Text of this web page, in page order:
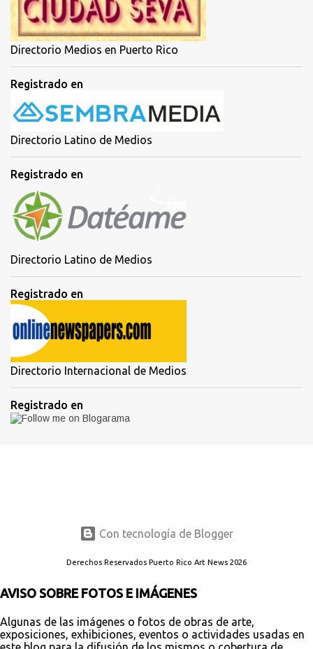
Directorio Medios en Puerto Rico
Registrado en
Directorio Latino de Medios
Registrado en
Directorio Latino de Medios
Registrado en
Directorio Internacional de Medios
Registrado en
Con tecnología de Blogger
Derechos Reservados Puerto Rico Art News 2026
AVISO SOBRE FOTOS E IMÁGENES
Algunas de las imágenes o fotos de obras de arte,
exposiciones, exhibiciones, eventos o actividades usadas en